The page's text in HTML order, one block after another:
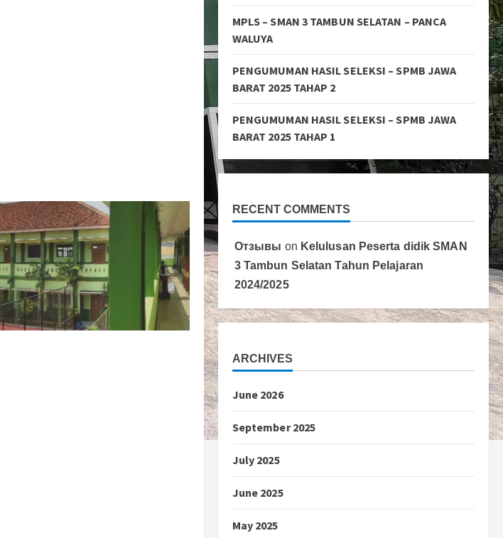
MPLS – SMAN 3 TAMBUN SELATAN – PANCA
WALUYA
PENGUMUMAN HASIL SELEKSI – SPMB JAWA
BARAT 2025 TAHAP 2
PENGUMUMAN HASIL SELEKSI – SPMB JAWA
BARAT 2025 TAHAP 1
RECENT COMMENTS
Отзывы on Kelulusan Peserta didik SMAN
3 Tambun Selatan Tahun Pelajaran
2024/2025
ARCHIVES
June 2026
September 2025
July 2025
June 2025
May 2025